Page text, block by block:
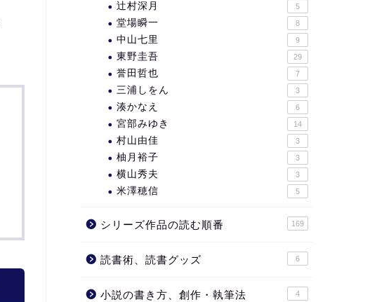
辻村深月 5
堂場瞬一 8
中山七里 9
東野圭吾 29
誉田哲也 7
三浦しをん 3
湊かなえ 6
宮部みゆき 14
村山由佳 3
柚月裕子 3
横山秀夫 3
米澤穂信 5
シリーズ作品の読む順番 169
読書術、読書グッズ 6
小説の書き方、創作・執筆法 4